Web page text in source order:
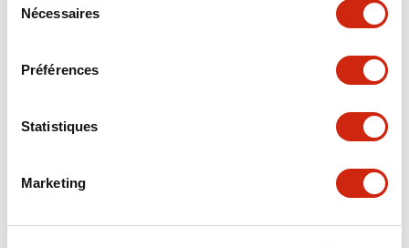
Nécessaires
Préférences
Statistiques
Marketing
Documents et fichiers